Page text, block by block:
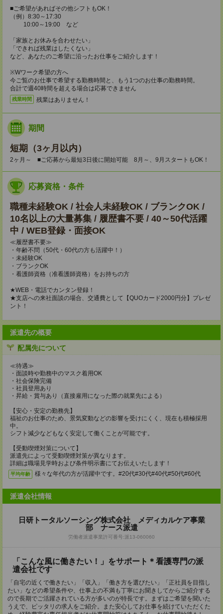
■ご希望があればその他シフトもOK！
（例）8:30～17:30
10:00～19:00 など
「家族とお休みを合わせたい」
「できれば残業はしたくない」
など、あなたのご希望に沿ったお仕事をご紹介します！
※Wワーク希望の方へ
今ご覧のお仕事で希望する勤務時間と、もう1つのお仕事の勤務時間。
合計で週40時間を超える場合は応募できません
残業時間 残業はありません！
期間
短期（3ヶ月以内）
2ヶ月～ ■ご応募から最短3日後に開始可能 8月～、9月スタートもOK！
応募資格・条件
職種未経験OK / 社会人未経験OK / ブランクOK /
10名以上の大量募集 / 履歴書不要 / 40～50代活躍
中 / WEB登録・面接OK
≪履歴書不要≫
・年齢不問（50代・60代の方も活躍中！）
・未経験OK
・ブランクOK
・看護師資格（准看護師資格）をお持ちの方
★WEB・電話でカンタン登録！
★支店への来社面談の場合、交通費として【QUOカード2000円分】プレゼ
ント！
派遣先の概要
配属先について
≪待遇≫
・面談時や勤務中のマスク着用OK
・社会保険完備
・社員登用あり
・昇給・賞与あり（直接雇用になった際の就業先による）
【安心・安定の勤務先】
福祉のお仕事のため、景気変動などの影響を受けにくく、現在も積極採用
中。
シフト減少などもなく安定して働くことが可能です。
【受動喫煙対策について】
派遣先によって受動喫煙対策が異なります。
詳細は職場見学時および条件明示書にてお伝えいたします！
平均年齢 様々な年代の方が活躍中です。#20代#30代#40代#50代#60代
派遣会社情報
日研トータルソーシング株式会社 メディカルケア事業
部 ナース派遣
労働者派遣事業許可番号:派13-060060
「こんな風に働きたい！」をサポート＊看護専門の派
遣会社です
「自宅の近くで働きたい」「収入」「働き方を選びたい」「正社員を目指し
たい」などの希望条件や、仕事上の不満も丁寧にお聞きしてからご紹介する
ので長期でご活躍されている方が多いのが特長です。まずはご希望を聞いた
うえで、ピッタリの求人をご紹介。また安心してお仕事を続けていただくた